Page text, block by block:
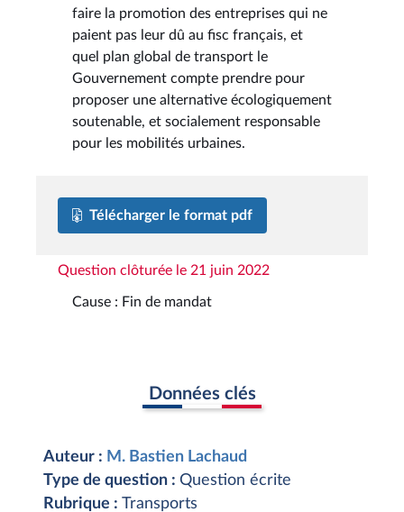
faire la promotion des entreprises qui ne
paient pas leur dû au fisc français, et
quel plan global de transport le
Gouvernement compte prendre pour
proposer une alternative écologiquement
soutenable, et socialement responsable
pour les mobilités urbaines.
Télécharger le format pdf
Question clôturée le 21 juin 2022
Cause : Fin de mandat
Données clés
Auteur : M. Bastien Lachaud
Type de question : Question écrite
Rubrique : Transports